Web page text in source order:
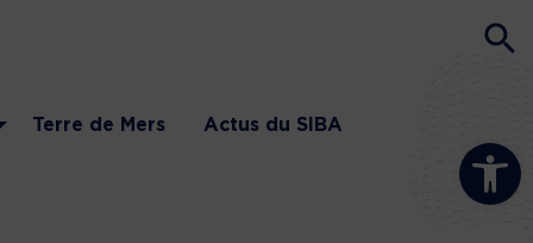
Ouvrir la
Terre de Mers Actus du SIBA